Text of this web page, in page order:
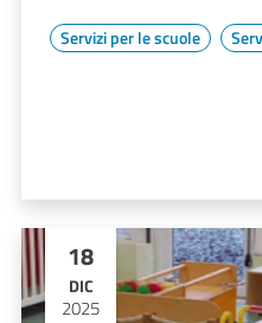
Servizi per le scuole
18
DIC
2025